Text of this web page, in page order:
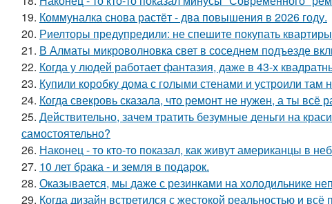
19. Коммуналка снова растёт - два повышения в 2026 году.
20. Риелторы предупредили: не спешите покупать
21. В Алматы микроволновка свет в соседнем подъезде
22. Когда у людей работает фантазия, даже в 43-х
23. Купили коробку дома с голыми стенами и устроили
24. Когда свекровь сказала, что ремонт не нужен, а ты всё
25. Действительно, зачем тратить безумные деньги на
самостоятельно?
26. Наконец - то кто-то показал, как живут американцы в
27. 10 лет брака - и земля в подарок.
28. Оказывается, мы даже с резинками на холодильнике
29. Когда дизайн встретился с жестокой реальностью и